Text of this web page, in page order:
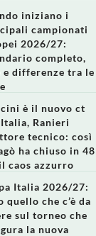
iniziano i
campionati
2026/27:
completo,
e differenze tra le
è il nuovo ct
Ranieri
tecnico: così
ha chiuso in 48
caos azzurro
Italia 2026/27:
quello che c’è da
sul torneo che
la nuova